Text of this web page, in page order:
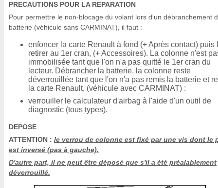
PRECAUTIONS POUR LA REPARATION
Pour permettre le non-blocage du volant lors d'un débranchement
batterie (véhicule sans CARMINAT), il faut :
enfoncer la carte Renault à fond (+ Après contact) puis
retirer au 1er cran, (+ Accessoires). La colonne n'est
immobilisée tant que l'on n'a pas quitté le 1er cran du
lecteur. Débrancher la batterie, la colonne reste
déverrouillée tant que l'on n'a pas remis la batterie et
la carte Renault, (véhicule avec CARMINAT) :
verrouiller le calculateur d'airbag à l'aide d'un outil de
diagnostic (tous types).
DEPOSE
ATTENTION : le verrou de colonne est fixé par une vis dont le
est inversé (pas à gauche).
D'autre part, il ne peut être déposé que s'il a été préalablement
déverrouillé.